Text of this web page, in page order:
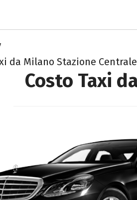
da Milano Stazione
Costo Taxi